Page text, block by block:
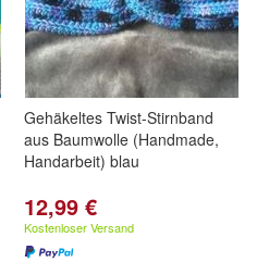
Gehäkeltes Twist-Stirnband
aus Baumwolle (Handmade,
Handarbeit) blau
12,99 €
Kostenloser Versand